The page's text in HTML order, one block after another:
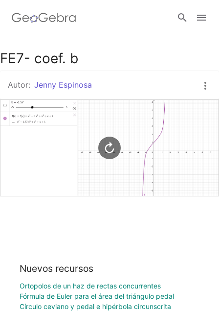
Google Classroom
GeoGebra Classroom
FE7- coef. b
Autor: Jenny Espinosa
Nuevos recursos
Ortopolos de un haz de rectas concurrentes
Fórmula de Euler para el área del triángulo pedal
Círculo ceviano y pedal e hipérbola circunscrita